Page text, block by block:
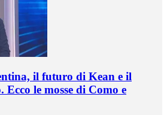
il futuro di Kean e il
le mosse di Como e